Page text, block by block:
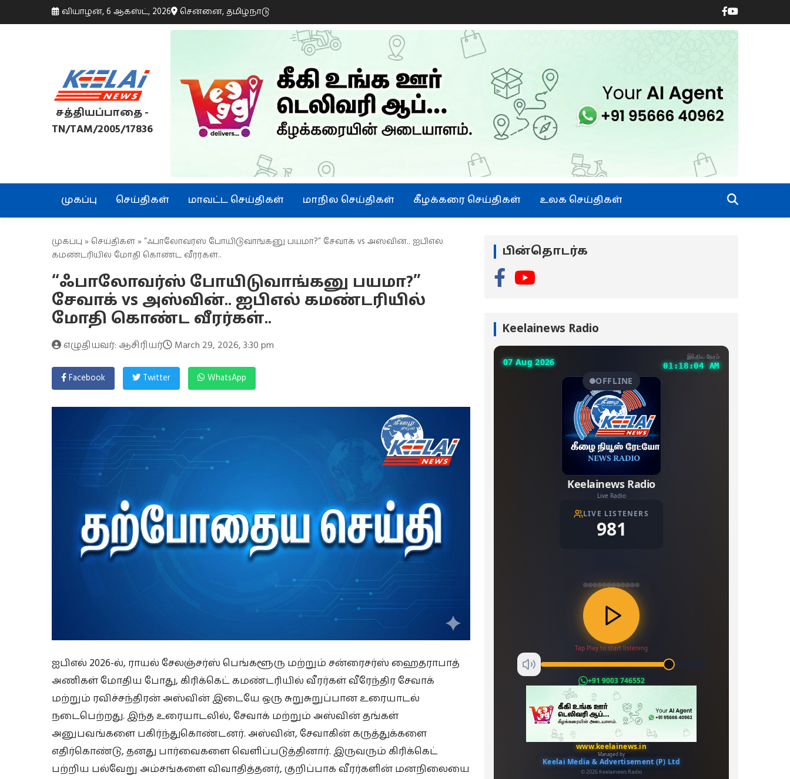
வியாழன், 6 ஆகஸ்ட், 2026 சென்னை, தமிழ்நாடு
சத்தியப்பாதை -
TN/TAM/2005/17836
முகப்பு செய்திகள் மாவட்ட செய்திகள் மாநில செய்திகள் கீழக்கரை செய்திகள் உலக செய்திகள்
முகப்பு » செய்திகள் » “ஃபாலோவர்ஸ் போயிடுவாங்கனு பயமா?” சேவாக் vs அஸ்வின்.. ஐபிஎல்
கமண்டரியில் மோதி கொண்ட வீரர்கள்..
“ஃபாலோவர்ஸ் போயிடுவாங்கனு பயமா?”
சேவாக் vs அஸ்வின்.. ஐபிஎல் கமண்டரியில்
மோதி கொண்ட வீரர்கள்..
எழுதியவர்: ஆசிரியர் March 29, 2026, 3:30 pm
Facebook Twitter WhatsApp
ஐபிஎல் 2026-ல், ராயல் சேலஞ்சர்ஸ் பெங்களூரு மற்றும் சன்ரைசர்ஸ் ஹைதராபாத்
அணிகள் மோதிய போது, கிரிக்கெட் கமண்டரியில் வீரர்கள் வீரேந்திர சேவாக்
மற்றும் ரவிச்சந்திரன் அஸ்வின் இடையே ஒரு சுறுசுறுப்பான உரையாடல்
நடைபெற்றது. இந்த உரையாடலில், சேவாக் மற்றும் அஸ்வின் தங்கள்
அனுபவங்களை பகிர்ந்துகொண்டனர். அஸ்வின், சேவாகின் கருத்துக்களை
எதிர்கொண்டு, தனது பார்வைகளை வெளிப்படுத்தினார். இருவரும் கிரிக்கெட்
பற்றிய பல்வேறு அம்சங்களை விவாதித்தனர், குறிப்பாக வீரர்களின் மனநிலையை
பின்தொடர்க
Keelainews Radio